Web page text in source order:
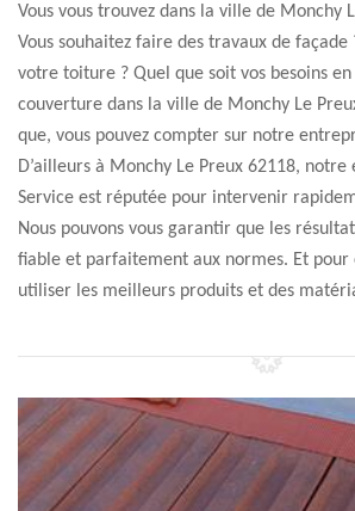
Vous vous trouvez dans la ville de Monchy
Vous souhaitez faire des travaux de façade
votre toiture ? Quel que soit vos besoins
couverture dans la ville de Monchy Le
que, vous pouvez compter sur notre
D’ailleurs à Monchy Le Preux 62118, notre
Service est réputée pour intervenir
Nous pouvons vous garantir que les
fiable et parfaitement aux normes. Et pour
utiliser les meilleurs produits et des